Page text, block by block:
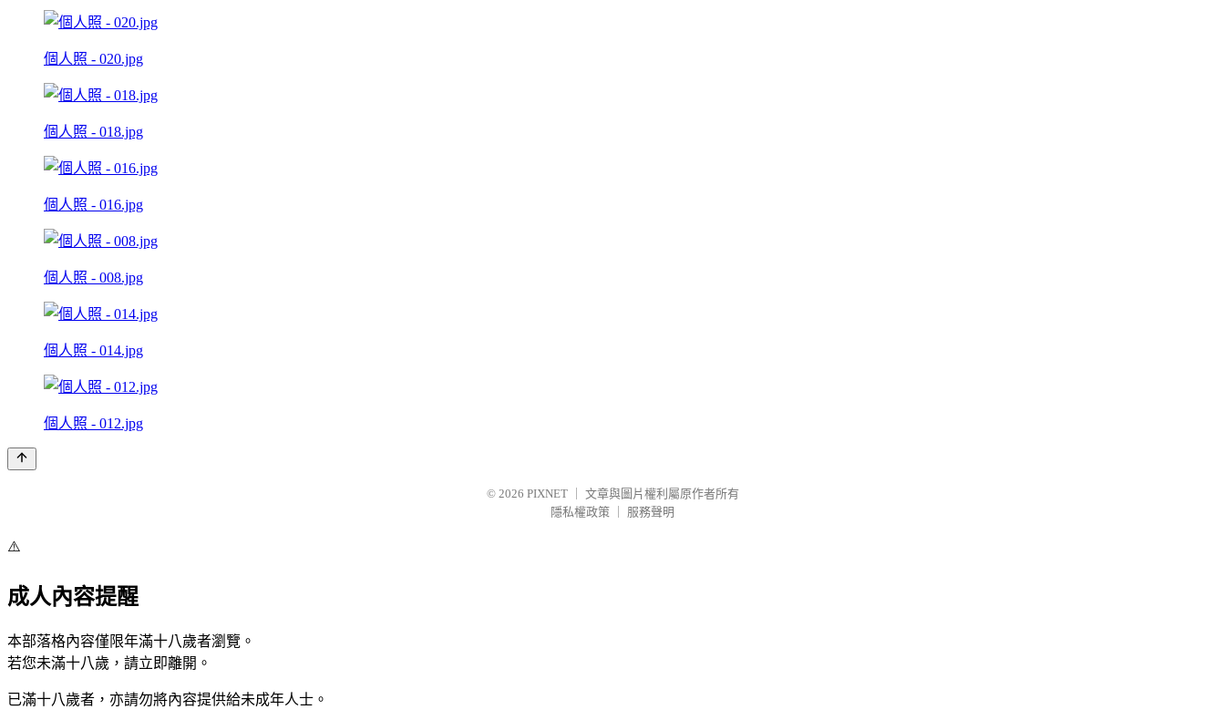
個人照 - 020.jpg
個人照 - 018.jpg
個人照 - 016.jpg
個人照 - 008.jpg
個人照 - 014.jpg
個人照 - 012.jpg
© 2026 PIXNET
文章與圖片權利屬原作者所有
隱私權政策
服務聲明
⚠️
成人內容提醒
本部落格內容僅限年滿十八歲者瀏覽。
若您未滿十八歲，請立即離開。
已滿十八歲者，亦請勿將內容提供給未成年人士。